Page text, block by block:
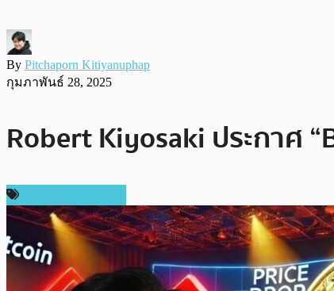
By Pitchaporn Kitiyanuphap
กุมภาพันธ์ 28, 2025
Robert Kiyosaki ประกาศ